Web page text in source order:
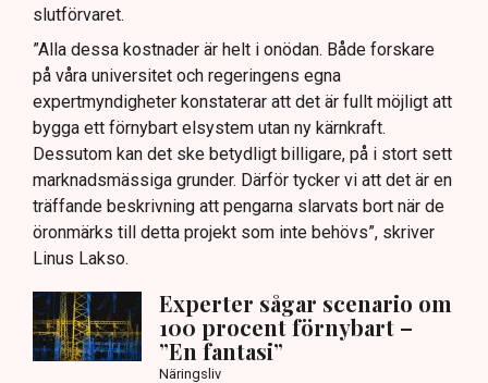
slutförvaret.
”Alla dessa kostnader är helt i onödan. Både forskare
på våra universitet och regeringens egna
expertmyndigheter konstaterar att det är fullt möjligt att
bygga ett förnybart elsystem utan ny kärnkraft.
Dessutom kan det ske betydligt billigare, på i stort sett
marknadsmässiga grunder. Därför tycker vi att det är en
träffande beskrivning att pengarna slarvats bort när de
öronmärks till detta projekt som inte behövs”, skriver
Linus Lakso.
Experter sågar scenario om
100 procent förnybart –
”En fantasi”
Näringsliv